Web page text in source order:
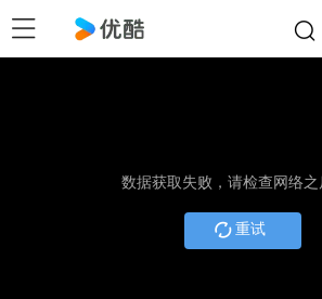
数据获取失败，请检查网络
重试